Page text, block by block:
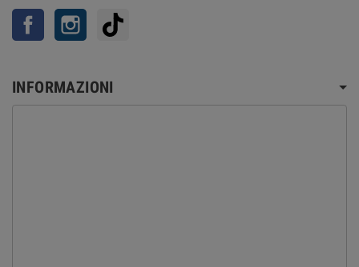
Facebook Instagram
INFORMAZIONI